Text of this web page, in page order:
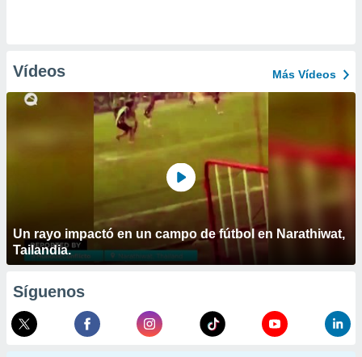
Vídeos Más Vídeos
Un rayo impactó en un campo de fútbol en Narathiwat,
Tailandia.
Síguenos